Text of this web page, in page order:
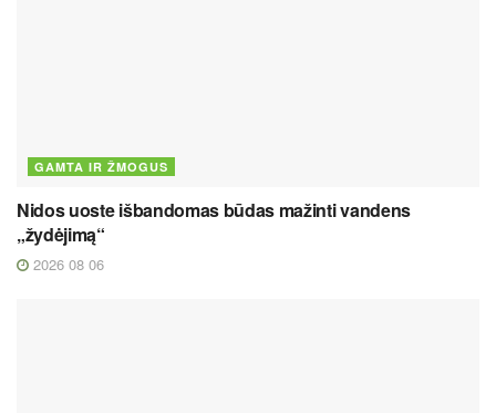
GAMTA IR ŽMOGUS
Nidos uoste išbandomas būdas mažinti vandens
„žydėjimą“
2026 08 06